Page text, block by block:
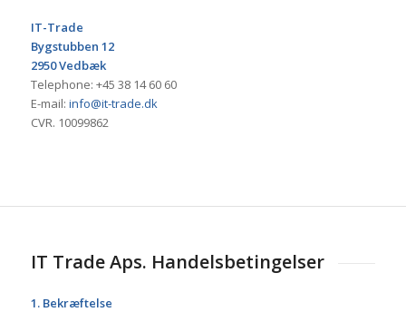
IT-Trade
Bygstubben 12
2950 Vedbæk
Telephone: +45 38 14 60 60
E-mail: info@it-trade.dk
CVR. 10099862
IT Trade Aps. Handelsbetingelser
1. Bekræftelse